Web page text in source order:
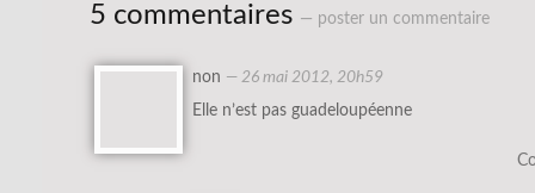
5 commentaires — poster un commentaire
non — 26 mai 2012, 20h59
Elle n’est pas guadeloupéenne